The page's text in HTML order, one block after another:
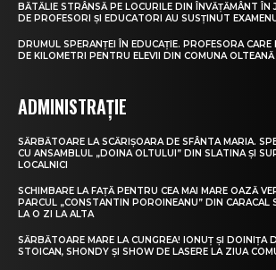
BĂTĂLIE STRÂNSĂ PE LOCURILE DIN ÎNVĂȚĂMÂNT ÎN
DE PROFESORI ȘI EDUCATORI AU SUSȚINUT
DRUMUL SPERANȚEI ÎN EDUCAȚIE. PROFESORA
DE KILOMETRI PENTRU ELEVII DIN COMUNA OLTEANĂ
ADMINISTRAȚIE
SĂRBĂTOARE LA SCĂRIȘOARA DE SFÂNTA MARIA.
CU ANSAMBLUL „DOINA OLTULUI” DIN SLATINA ȘI
LOCALNICI
SCHIMBARE LA FAȚĂ PENTRU CEA MAI MARE OAZĂ
PARCUL „CONSTANTIN POROINEANU” DIN CARACAL
LA O ZI LA ALTA
SĂRBĂTOARE MARE LA CUNGREA! IONUȚ ȘI DOINIȚA
STOICAN, SHONDY ȘI SHOW DE LASERE LA ZIUA